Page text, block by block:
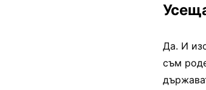
Да. И
съм